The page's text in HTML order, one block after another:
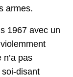
armes.
1967 avec un
pas
disant